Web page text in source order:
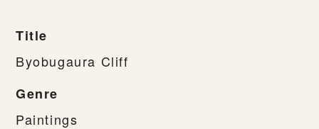
Title
Byobugaura Cliff
Genre
Paintings